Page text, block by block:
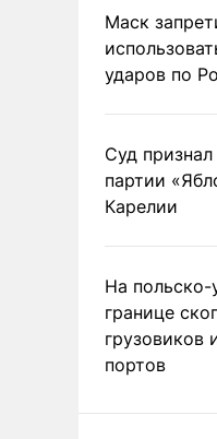
Маск
ударов по
Суд
партии
Карелии
На польско-
границе
грузовиков
портов